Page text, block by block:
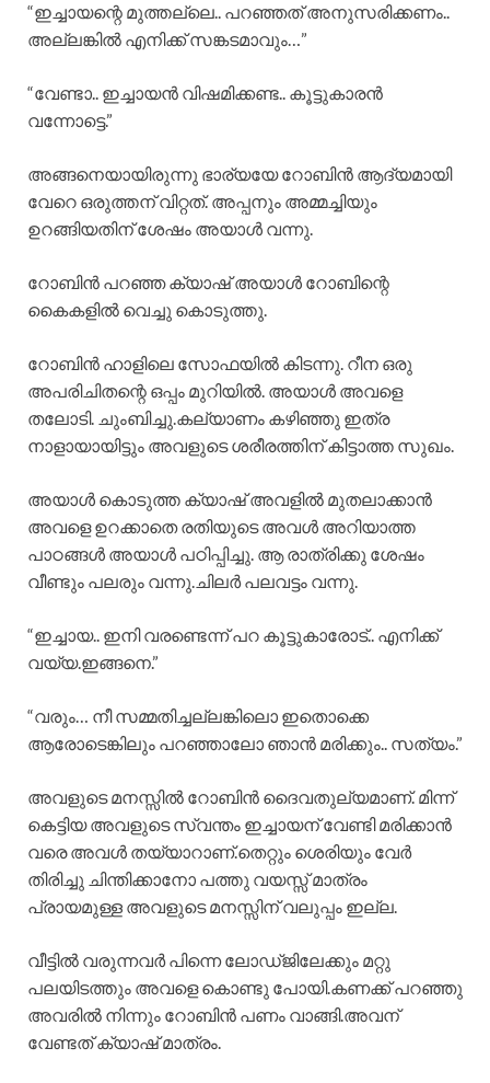
“ഇച്ചായന്റെ മുത്തല്ലെ.. പറഞ്ഞത് അനുസരിക്കണം..
അല്ലങ്കിൽ എനിക്ക് സങ്കടമാവും…”
“വേണ്ടാ.. ഇച്ചായൻ വിഷമിക്കണ്ട.. കൂട്ടുകാരൻ
വന്നോട്ടെ.”
അങ്ങനെയായിരുന്നു ഭാര്യയേ റോബിൻ ആദ്യമായി
വേറെ ഒരുത്തന് വിറ്റത്. അപ്പനും അമ്മച്ചിയും
ഉറങ്ങിയതിന് ശേഷം അയാൾ വന്നു.
റോബിൻ പറഞ്ഞ ക്യാഷ് അയാൾ റോബിന്റെ
കൈകളിൽ വെച്ചു കൊടുത്തു.
റോബിൻ ഹാളിലെ സോഫയിൽ കിടന്നു. റീന ഒരു
അപരിചിതന്റെ ഒപ്പം മുറിയിൽ. അയാൾ അവളെ
തലോടി. ചുംബിച്ചു.കല്യാണം കഴിഞ്ഞു ഇത്ര
നാളായായിട്ടും അവളുടെ ശരീരത്തിന് കിട്ടാത്ത സുഖം.
അയാൾ കൊടുത്ത ക്യാഷ് അവളിൽ മുതലാക്കാൻ
അവളെ ഉറക്കാതെ രതിയുടെ അവൾ അറിയാത്ത
പാഠങ്ങൾ അയാൾ പഠിപ്പിച്ചു. ആ രാത്രിക്കു ശേഷം
വീണ്ടും പലരും വന്നു.ചിലർ പലവട്ടം വന്നു.
“ഇച്ചായ.. ഇനി വരണ്ടെന്ന് പറ കൂട്ടുകാരോട്.. എനിക്ക്
വയ്യ.ഇങ്ങനെ.”
“വരും… നീ സമ്മതിച്ചല്ലങ്കിലൊ ഇതൊക്കെ
ആരോടെങ്കിലും പറഞ്ഞാലോ ഞാൻ മരിക്കും.. സത്യം.”
അവളുടെ മനസ്സിൽ റോബിൻ ദൈവതുല്യമാണ്. മിന്ന്
കെട്ടിയ അവളുടെ സ്വന്തം ഇച്ചായന് വേണ്ടി മരിക്കാൻ
വരെ അവൾ തയ്യാറാണ്.തെറ്റും ശെരിയും വേർ
തിരിച്ചു ചിന്തിക്കാനോ പത്തു വയസ്സ് മാത്രം
പ്രായമുള്ള അവളുടെ മനസ്സിന് വലുപ്പം ഇല്ല.
വീട്ടിൽ വരുന്നവർ പിന്നെ ലോഡ്ജിലേക്കും മറ്റു
പലയിടത്തും അവളെ കൊണ്ടു പോയി.കണക്ക് പറഞ്ഞു
അവരിൽ നിന്നും റോബിൻ പണം വാങ്ങി.അവന്
വേണ്ടത് ക്യാഷ് മാത്രം.